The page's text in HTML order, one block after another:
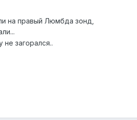
на правый Люмбда зонд,
не загорался..